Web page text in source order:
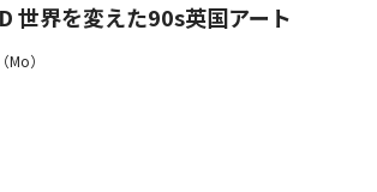
世界を変えた90s英国アート
）